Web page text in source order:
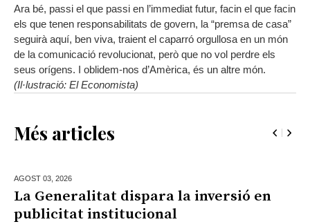
Ara bé, passi el que passi en l’immediat futur, facin el que facin
els que tenen responsabilitats de govern, la “premsa de casa”
seguirà aquí, ben viva, traient el caparró orgullosa en un món
de la comunicació revolucionat, però que no vol perdre els
seus orígens. I oblidem-nos d’Amèrica, és un altre món.
(Il·lustració: El Economista)
Més articles
AGOST 03, 2026
La Generalitat dispara la inversió en
publicitat institucional